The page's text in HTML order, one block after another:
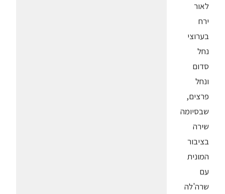
לאור
ירח
בערוצי
נחל
סדום
ונחל
פרצים,
שבסיומה
שירה
בציבור
המונית
עם
שרה'לה